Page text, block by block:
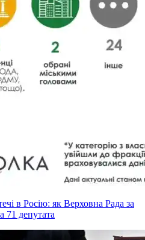
в Росію: як Верховна Рада за
71 депутата